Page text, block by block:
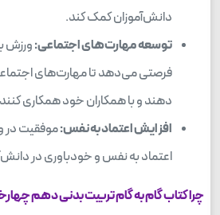
دانش‌آموزان کمک کند.
توسعه مهارت‌های اجتماعی:ورزش
فرصتی می‌دهد تا مهارت‌های
دهند و با همکاران خود همکاری
افزایش اعتماد به نفس:موفقیت در
اعتماد به نفس و خودباوری در
چرا کتاب گام به گام تربیت بدنی دهم